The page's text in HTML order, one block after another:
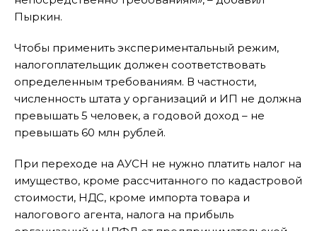
Пыркин.
Чтобы применить экспериментальный режим,
налогоплательщик должен соответствовать
определенным требованиям. В частности,
численность штата у организаций и ИП не должна
превышать 5 человек, а годовой доход – не
превышать 60 млн рублей.
При переходе на АУСН не нужно платить налог на
имущество, кроме рассчитанного по кадастровой
стоимости, НДС, кроме импорта товара и
налогового агента, налога на прибыль